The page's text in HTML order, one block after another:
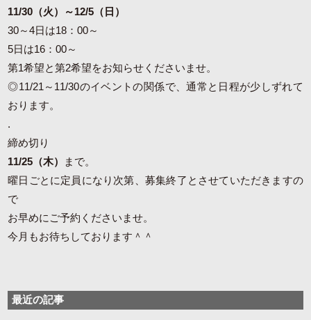
11/30（火）～12/5（日）
30～4日は18：00～
5日は16：00～
第1希望と第2希望をお知らせくださいませ。
◎11/21～11/30のイベントの関係で、通常と日程が少しずれて
おります。
.
締め切り
11/25（木）
まで。
曜日ごとに定員になり次第、募集終了とさせていただきますの
で
お早めにご予約くださいませ。
今月もお待ちしております＾＾
最近の記事